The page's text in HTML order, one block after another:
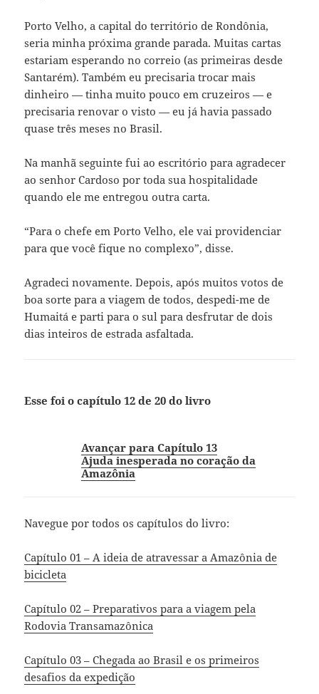
Porto Velho, a capital do território de Rondônia,
seria minha próxima grande parada. Muitas cartas
estariam esperando no correio (as primeiras desde
Santarém). Também eu precisaria trocar mais
dinheiro — tinha muito pouco em cruzeiros — e
precisaria renovar o visto — eu já havia passado
quase três meses no Brasil.
Na manhã seguinte fui ao escritório para agradecer
ao senhor Cardoso por toda sua hospitalidade
quando ele me entregou outra carta.
“Para o chefe em Porto Velho, ele vai providenciar
para que você fique no complexo”, disse.
Agradeci novamente. Depois, após muitos votos de
boa sorte para a viagem de todos, despedi-me de
Humaitá e parti para o sul para desfrutar de dois
dias inteiros de estrada asfaltada.
Esse foi o capítulo 12 de 20 do livro
Avançar para Capítulo 13
Ajuda inesperada no coração da
Amazônia
Navegue por todos os capítulos do livro:
Capítulo 01 – A ideia de atravessar a Amazônia de
bicicleta
Capítulo 02 – Preparativos para a viagem pela
Rodovia Transamazônica
Capítulo 03 – Chegada ao Brasil e os primeiros
desafios da expedição